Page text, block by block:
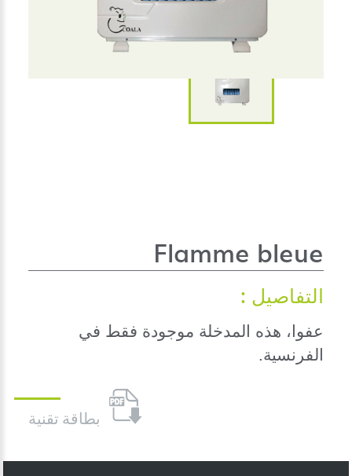
Flamme bleue
التفاصيل :
عفوا، هذه المدخلة موجودة فقط في
الفرنسية.
بطاقة تقنية